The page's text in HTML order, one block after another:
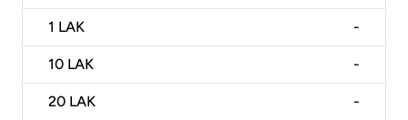
1 LAK -
10 LAK -
20 LAK -